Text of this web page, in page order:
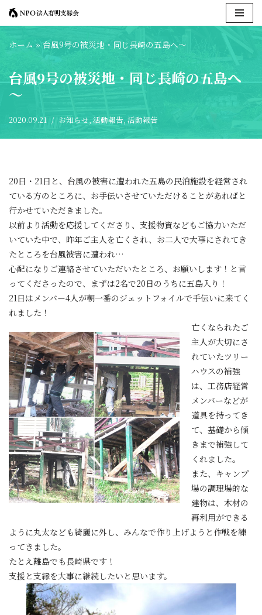
ン
ン
ツ
ス
ホーム » 台風9号の被災地・同じ長崎の五島へ～
台風9号の被災地・同じ長崎の五島へ
～
2020.09.21 お知らせ 活動報告 活動報告
20日・21日と、台風の被害に遭われた五島の民泊施設を経営され
ている方のところに、お手伝いさせていただけることがあればと
行かせていただきました。
以前より活動を応援してくださり、支援物資などもご協力いただ
いていた中で、昨年ご主人を亡くされ、お二人で大事にされてき
たところを台風被害に遭われ…
心配になりご連絡させていただいたところ、お願いします！と言
ってくださったので、まずは2名で20日のうちに五島入り！
21日はメンバー4人が朝一番のジェットフォイルで手伝いに来てく
れました！
亡くなられたご
主人が大切にさ
れていたツリー
ハウスの補強
は、工務店経営
メンバーなどが
道具を持ってき
て、基礎から傾
きまで補強して
くれました。
また、キャンプ
場の調理場的な
建物は、木材の
再利用ができる
ように丸太なども綺麗に外し、みんなで作り上げようと作戦を練
ってきました。
たとえ離島でも長崎県です！
支援と支縁を大事に継続したいと思います。